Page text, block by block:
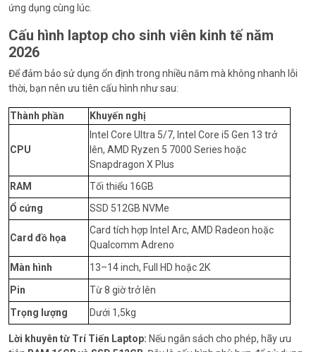
ứng dụng cùng lúc.
Cấu hình laptop cho sinh viên kinh tế năm
2026
Để đảm bảo sử dụng ổn định trong nhiều năm mà không nhanh lỗi
thời, bạn nên ưu tiên cấu hình như sau:
Thành phần Khuyến nghị
CPU
Intel Core Ultra 5/7, Intel Core i5 Gen 13 trở
lên, AMD Ryzen 5 7000 Series hoặc
Snapdragon X Plus
RAM
Tối thiểu 16GB
Ổ cứng
SSD 512GB NVMe
Card đồ họa
Card tích hợp Intel Arc, AMD Radeon hoặc
Qualcomm Adreno
Màn hình
13–14 inch, Full HD hoặc 2K
Pin
Từ 8 giờ trở lên
Trọng lượng
Dưới 1,5kg
Lời khuyên từ Trí Tiến Laptop: Nếu ngân sách cho phép, hãy ưu